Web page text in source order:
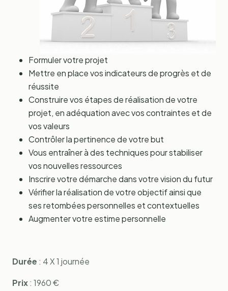
Formuler votre projet
Mettre en place vos indicateurs de progrès et de
réussite
Construire vos étapes de réalisation de votre
projet, en adéquation avec vos contraintes et de
vos valeurs
Contrôler la pertinence de votre but
Vous entraîner à des techniques pour stabiliser
vos nouvelles ressources
Inscrire votre démarche dans votre vision du futur
Vérifier la réalisation de votre objectif ainsi que
ses retombées personnelles et contextuelles
Augmenter votre estime personnelle
Durée : 4 X 1 journée
Prix: 1960 €